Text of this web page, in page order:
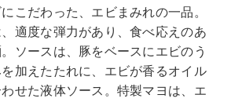
こだわった、エビまみれの一品。
、適度な弾力があり、食べ応えのあ
。ソースは、豚をベースにエビのう
を加えたたれに、エビが香るオイル
わせた液体ソース。特製マヨは、エ